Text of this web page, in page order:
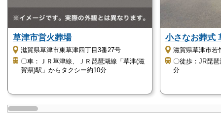
草津ブライトホール【草津駅西】はこのような
方におすすめ
すすめなのか、詳しくご紹介します。
草津市営火葬場
滋賀県草津市東草津四丁目3番27号
〇車：ＪＲ草津線、ＪＲ琵琶湖線「草津(滋
賀県)駅」からタクシー約10分
小さなお葬式
滋賀県草津市若
〇徒歩：JR琵
分